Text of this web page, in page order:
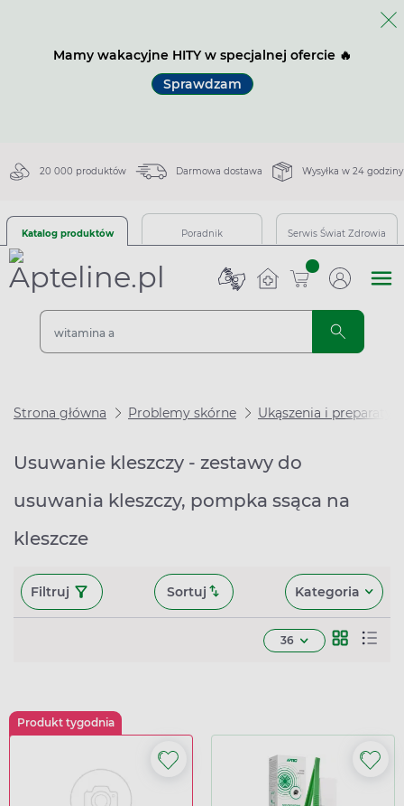
Mamy wakacyjne HITY w specjalnej ofercie 🔥
Sprawdzam
20 000 produktów Darmowa dostawa Wysyłka w 24 godziny
Katalog produktów Poradnik Serwis Świat Zdrowia
sztuk
Strona główna Problemy skórne Ukąszenia i preparaty
Usuwanie kleszczy - zestawy do
usuwania kleszczy, pompka ssąca na
kleszcze
Filtruj Sortuj Kategoria
36
Produkt tygodnia